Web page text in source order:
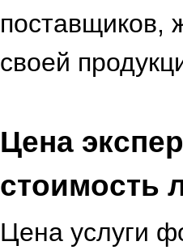
поставщиков,
своей
Цена
стоимость
Цена услуги